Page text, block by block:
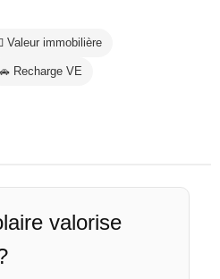
Valeur immobilière
Recharge VE
valorise